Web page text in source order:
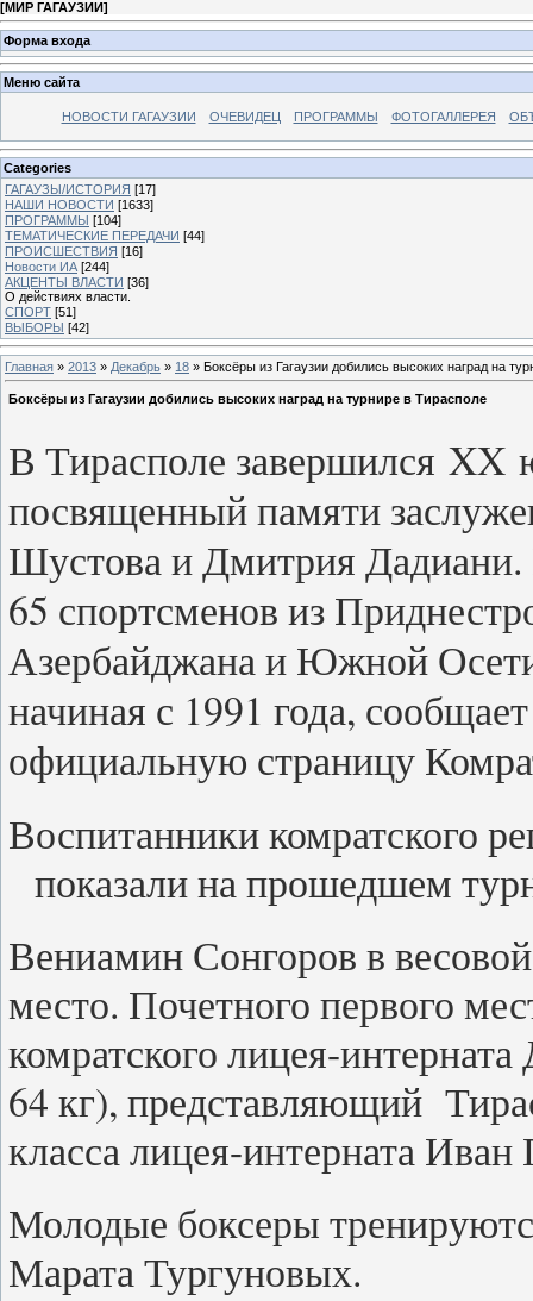
[МИР ГАГАУЗИИ]
Форма входа
Меню сайта
НОВОСТИ ГАГАУЗИИ ОЧЕВИДЕЦ ПРОГРАММЫ ФОТОГАЛЛЕРЕЯ
Categories
ГАГАУЗЫ/ИСТОРИЯ [17]
НАШИ НОВОСТИ [1633]
ПРОГРАММЫ [104]
ТЕМАТИЧЕСКИЕ ПЕРЕДАЧИ [44]
ПРОИСШЕСТВИЯ [16]
Новости ИА [244]
АКЦЕНТЫ ВЛАСТИ [36]
О действиях власти.
СПОРТ [51]
ВЫБОРЫ [42]
Главная » 2013 » Декабрь » 18 » Боксёры из Гагаузии добились высоких наград на
Боксёры из Гагаузии добились высоких наград на турнире в Тирасполе
В Тирасполе завершился XX
посвященный памяти
Шустова и Дмитрия Дадиани.
65 спортсменов из
Азербайджана и Южной
начиная с 1991 года,
официальную страницу
Воспитанники комратского
показали на прошедшем
Вениамин Сонгоров в
место. Почетного первого
комратского лицея-
64 кг), представляющий
класса лицея-интерната Иван
Молодые боксеры
Марата Тургуновых.